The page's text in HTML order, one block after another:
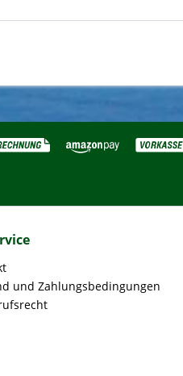
und Zahlungsbedingungen